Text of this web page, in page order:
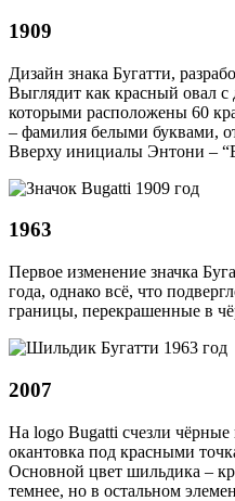
1909
Дизайн знака Бугатти,
Выглядит как красный овал
которыми расположены 60
– фамилия белыми буквами,
Вверху инициалы Энтони –
1963
Первое изменение значка
года, однако всё, что
границы, перекрашенные в
2007
На logo Bugatti счезли
окантовка под красными
Основной цвет шильдика –
темнее, но в остальном